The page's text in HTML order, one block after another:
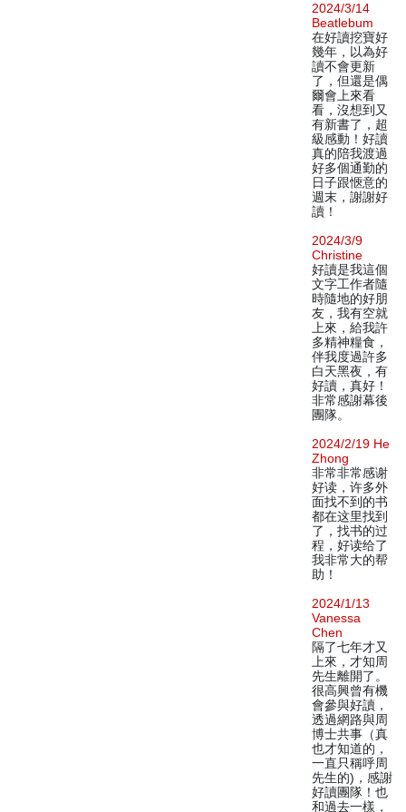
2024/3/14
Beatlebum
在好讀挖寶好
幾年，以為好
讀不會更新
了，但還是偶
爾會上來看
看，沒想到又
有新書了，超
級感動！好讀
真的陪我渡過
好多個通勤的
日子跟愜意的
週末，謝謝好
讀！
2024/3/9
Christine
好讀是我這個
文字工作者隨
時隨地的好朋
友，我有空就
上來，給我許
多精神糧食，
伴我度過許多
白天黑夜，有
好讀，真好！
非常感謝幕後
團隊。
2024/2/19 He
Zhong
非常非常感谢
好读，许多外
面找不到的书
都在这里找到
了，找书的过
程，好读给了
我非常大的帮
助！
2024/1/13
Vanessa
Chen
隔了七年才又
上來，才知周
先生離開了。
很高興曾有機
會參與好讀，
透過網路與周
博士共事（真
也才知道的，
一直只稱呼周
先生的)，感謝
好讀團隊！也
和過去一樣，